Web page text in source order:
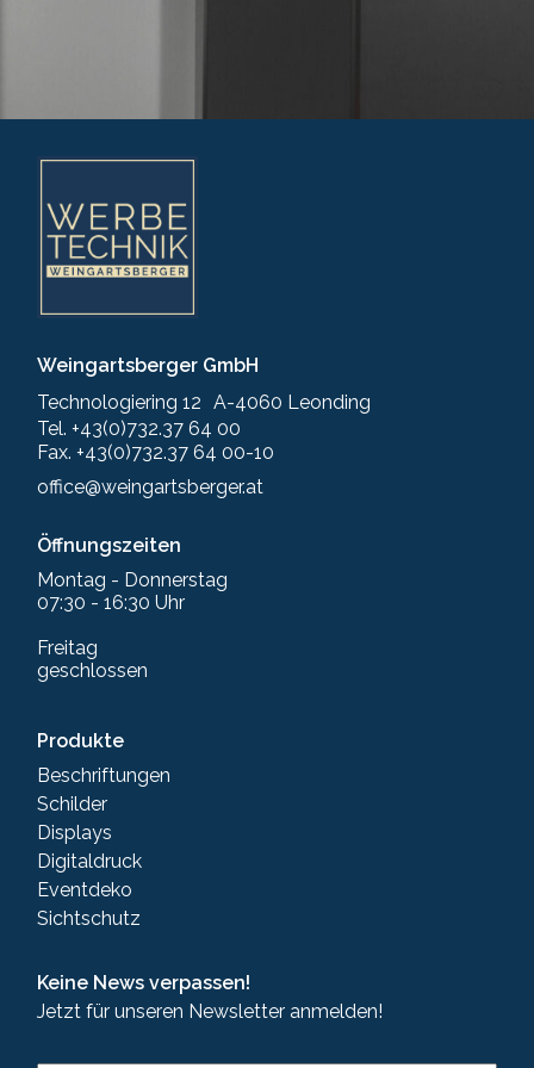
Weingartsberger GmbH
Technologiering 12 A-4060 Leonding
Tel. +43(0)732.37 64 00
Fax. +43(0)732.37 64 00-10
office@weingartsberger.at
Öffnungszeiten
Montag - Donnerstag
07:30 - 16:30 Uhr
Freitag
geschlossen
Produkte
Beschriftungen
Schilder
Displays
Digitaldruck
Eventdeko
Sichtschutz
Keine News verpassen!
Jetzt für unseren Newsletter anmelden!